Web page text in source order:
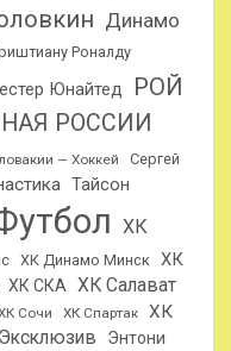
Динамо
Роналду
Юнайтед
РОЙ
РОССИИ
— Хоккей
Сергей
Тайсон
ХК
ХК Динамо Минск
ХК
ХК СКА
ХК Салават
Сочи ХК Спартак
ХК
Эксклюзив
Энтони